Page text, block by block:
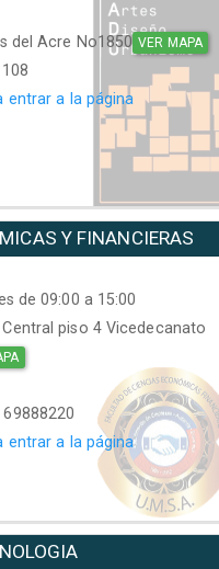
del Acre No1850 VER MAPA
entrar a la página
Y FINANCIERAS
de 09:00 a 15:00
piso 4 Vicedecanato
entrar a la página